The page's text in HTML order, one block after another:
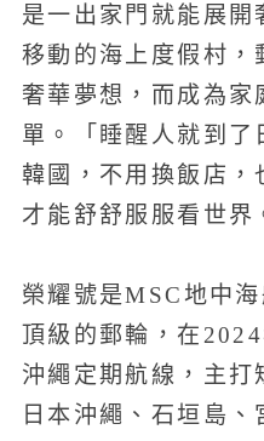
是一出家門就能展開
移動的海上度假村，
奢華夢想，而成為家
單。「睡醒人就到了
韓國，不用換飯店，
才能舒舒服服看世界
榮耀號是MSC地中
頂級的郵輪，在
沖繩定期航線，主打
日本沖繩、石垣島